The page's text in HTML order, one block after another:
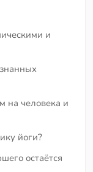
и
на человека и
йоги?
остаётся